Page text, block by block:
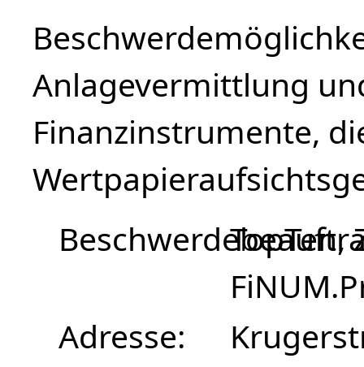
Anlagevermittlung
Finanzinstrumente,
TopTen,
Adresse